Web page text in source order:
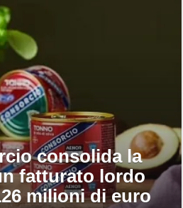
consolida la
fatturato lordo
milioni di euro